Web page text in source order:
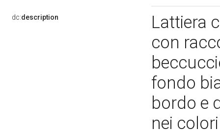
dc:description
Lattiera
con
fondo
bordo e
nei